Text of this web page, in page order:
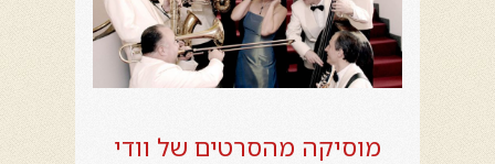
מוסיקה מהסרטים של וודי